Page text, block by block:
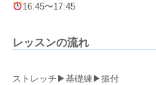
16:45〜17:45
レッスンの流れ
ストレッチ▶基礎練▶振付